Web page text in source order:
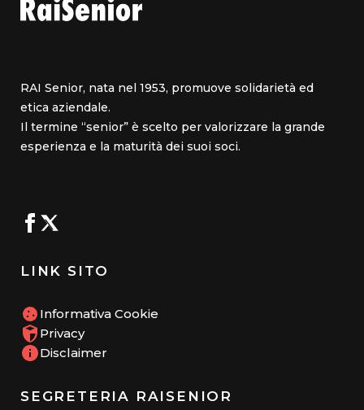
RAI Senior, nata nel 1953, promuove solidarietà ed
etica aziendale.
Il termine “senior” è scelto per valorizzare la grande
esperienza e la maturità dei suoi soci.
LINK SITO
Informativa Cookie
Privacy
Disclaimer
SEGRETERIA RAISENIOR